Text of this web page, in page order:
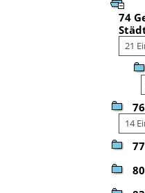
74
21
14